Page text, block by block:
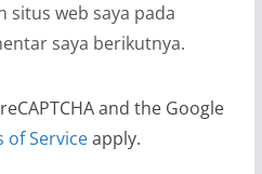
situs web saya pada
saya berikutnya.
and the Google
of Serviceapply.